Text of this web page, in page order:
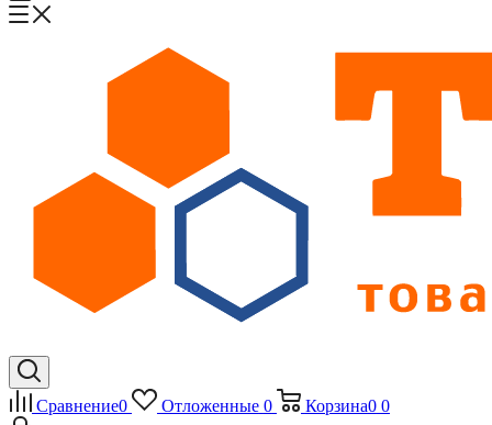
Сравнение0 Отложенные 0 Корзина0 0